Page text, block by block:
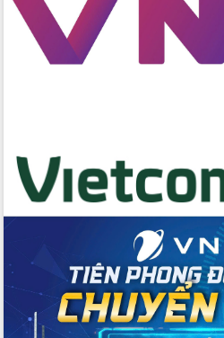
với Tập đoàn Bưu chính Viễn thông
Việt Nam
Thứ trưởng Bộ Y tế làm việc với tỉnh
Tập huấn ứng dụng trí tuệ nhân tạo (AI)
trong thương mại điện tử năm 2026
Đoàn đại biểu Quốc hội tỉnh Đắk Lắk
trao đổi thông tin trước Kỳ họp thứ
Quyết liệt cải cách hành chính, khơi
thông nguồn lực phát triển
Nâng cao hiệu lực, hiệu quả HĐND
tỉnh thông qua hiện đại hóa hành chính